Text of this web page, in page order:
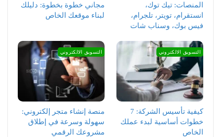
المنصات: تيك توك،
انستقرام، تويتر، تلجرام،
فيس بوك، وسناب شات
مجاني خطوة بخطوة: دليلك
لبناء موقعك الخاص
التسويق الالكتروني
كيفية تأسيس الشركة: 7
خطوات أساسية لبدء عملك
الخاص
التسويق الالكتروني
منصة إنشاء متجر إلكتروني:
سهولة وسرعة في إطلاق
مشروعك الرقمي